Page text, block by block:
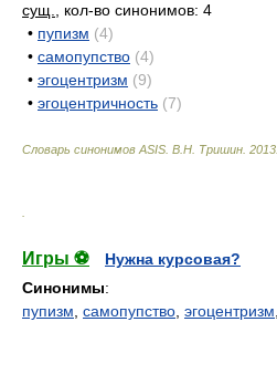
сущ.
, кол-во синонимов: 4
• пупизм (4)
• самопупство (4)
• эгоцентризм (9)
• эгоцентричность (7)
Словарь синонимов ASIS. В.Н. Тришин 2013
Игры ⚽
Нужна курсовая?
Синонимы:
пупизм самопупство эгоцентризм